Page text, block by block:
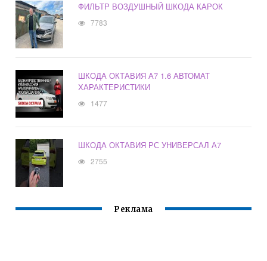
ФИЛЬТР ВОЗДУШНЫЙ ШКОДА КАРОК
7783
ШКОДА ОКТАВИЯ А7 1.6 АВТОМАТ
ХАРАКТЕРИСТИКИ
1477
ШКОДА ОКТАВИЯ РС УНИВЕРСАЛ А7
2755
Реклама